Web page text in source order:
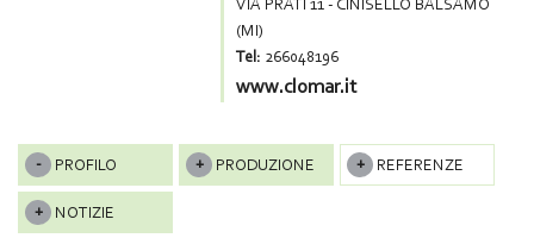
VIA PRATI 11 - CINISELLO BALSAMO
(MI)
Tel: 266048196
www.clomar.it
PROFILO PRODUZIONE REFERENZE
NOTIZIE